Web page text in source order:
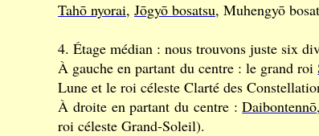
Tahō nyorai, Jōgyō bosatsu, Muhengyō
4. Étage médian : nous trouvons juste six
À gauche en partant du centre : le grand roi
Lune et le roi céleste Clarté des
À droite en partant du centre :Daibontennō,
roi céleste Grand-Soleil).